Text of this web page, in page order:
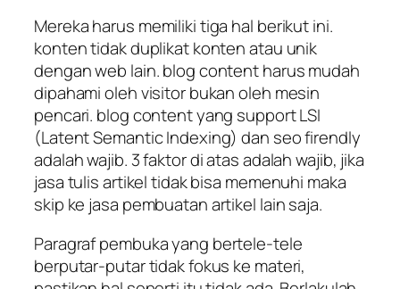
Mereka harus memiliki tiga hal berikut ini.
konten tidak duplikat konten atau unik
dengan web lain. blog content harus mudah
dipahami oleh visitor bukan oleh mesin
pencari. blog content yang support LSI
(Latent Semantic Indexing) dan seo firendly
adalah wajib. 3 faktor di atas adalah wajib, jika
jasa tulis artikel tidak bisa memenuhi maka
skip ke jasa pembuatan artikel lain saja.
Paragraf pembuka yang bertele-tele
berputar-putar tidak fokus ke materi,